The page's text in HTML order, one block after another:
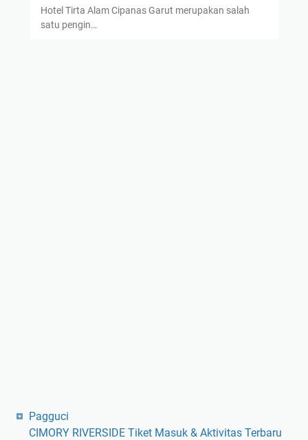
Hotel Tirta Alam Cipanas Garut merupakan salah
satu pengin…
Pagguci
CIMORY RIVERSIDE Tiket Masuk & Aktivitas Terbaru